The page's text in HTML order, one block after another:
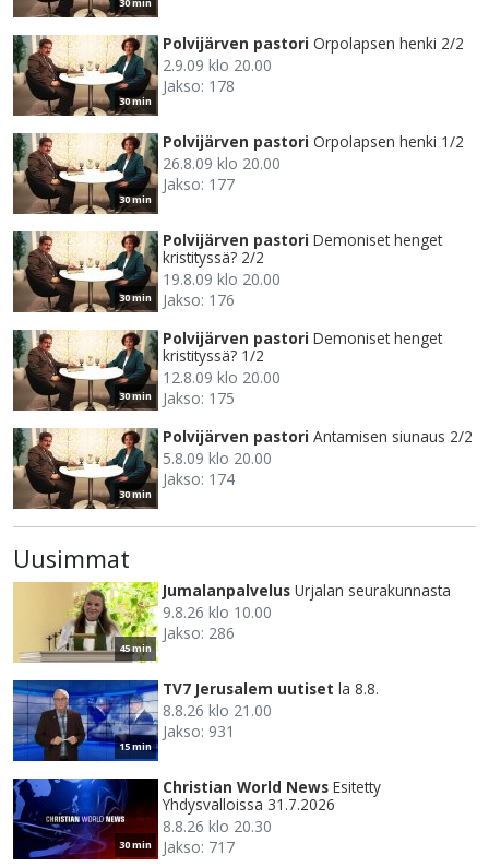
30 min
30 min
Polvijärven pastori Orpolapsen henki 2/2
2.9.09 klo 20.00
Jakso: 178
30 min
Polvijärven pastori Orpolapsen henki 1/2
26.8.09 klo 20.00
Jakso: 177
30 min
Polvijärven pastori Demoniset henget
kristityssä? 2/2
19.8.09 klo 20.00
Jakso: 176
30 min
Polvijärven pastori Demoniset henget
kristityssä? 1/2
12.8.09 klo 20.00
Jakso: 175
30 min
Polvijärven pastori Antamisen siunaus 2/2
5.8.09 klo 20.00
Jakso: 174
Uusimmat
45 min
Jumalanpalvelus Urjalan seurakunnasta
9.8.26 klo 10.00
Jakso: 286
15 min
TV7 Jerusalem uutiset la 8.8.
8.8.26 klo 21.00
Jakso: 931
30 min
Christian World News Esitetty
Yhdysvalloissa 31.7.2026
8.8.26 klo 20.30
Jakso: 717